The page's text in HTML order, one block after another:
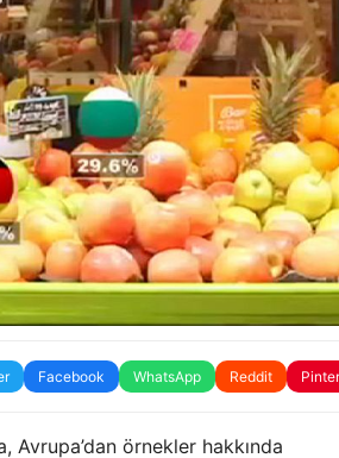
Facebook WhatsApp Reddit
örnekler hakkında